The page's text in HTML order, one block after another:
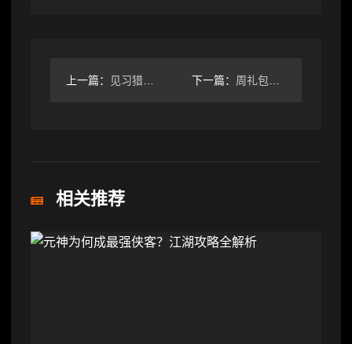
上一篇： 见习猎魔团【攻略】给新版本一筹莫展的你一点意见 下一篇： 周礼包码 新春福利 放送 活动倒计时
相关推荐